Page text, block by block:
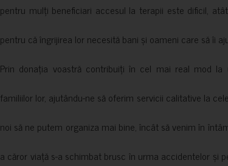
pentru mulți beneficiari accesul la terapii este dificil,
pentru că îngrijirea lor necesită bani și oameni care să îi
Prin donația voastră contribuiți în cel mai real mod la
familiilor lor, ajutându-ne să oferim servicii calitative la
noi să ne putem organiza mai bine, încât să venim în
a căror viață s-a schimbat brusc în urma accidentelor și